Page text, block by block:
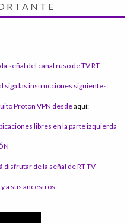
señal del canal ruso de TV RT.
siga las instrucciones siguientes:
Proton VPN desdeaquí:
libres en la parte izquierda
disfrutar de la señal de RT TV
a sus ancestros